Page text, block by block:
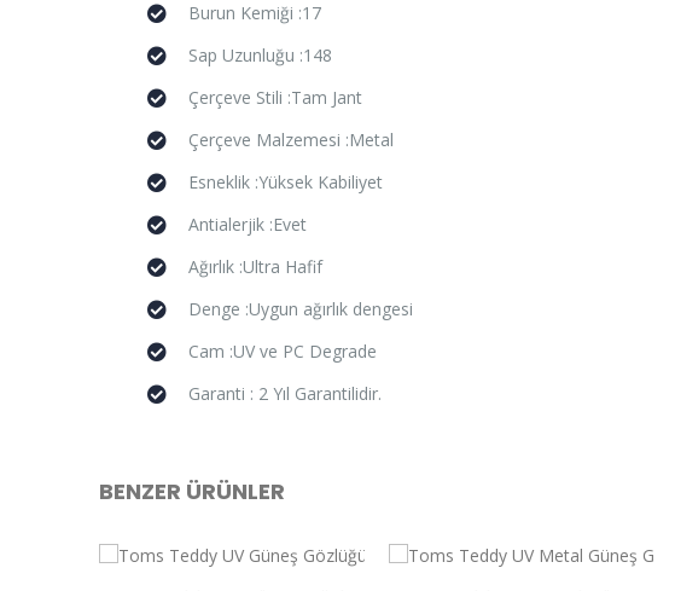
Burun Kemiği :17
Sap Uzunluğu :148
Çerçeve Stili :Tam Jant
Çerçeve Malzemesi :Metal
Esneklik :Yüksek Kabiliyet
Antialerjik :Evet
Ağırlık :Ultra Hafif
Denge :Uygun ağırlık dengesi
Cam :UV ve PC Degrade
Garanti : 2 Yıl Garantilidir.
BENZER ÜRÜNLER